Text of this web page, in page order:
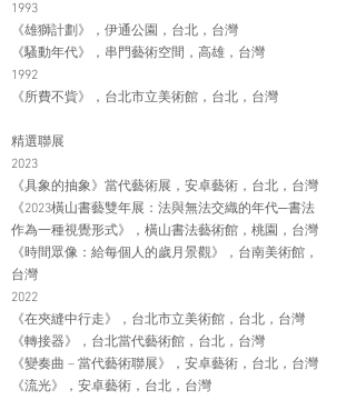
1993
《雄獅計劃》，伊通公園，台北，台灣
《騷動年代》，串門藝術空間，高雄，台灣
1992
《所費不貲》，台北市立美術館，台北，台灣
精選聯展
2023
《具象的抽象》當代藝術展，安卓藝術，台北，台灣
《2023橫山書藝雙年展：法與無法交織的年代─書法
作為一種視覺形式》，橫山書法藝術館，桃園，台灣
《時間眾像：給每個人的歲月景觀》，台南美術館，
台灣
2022
《在夾縫中行走》，台北市立美術館，台北，台灣
《轉接器》，台北當代藝術館，台北，台灣
《變奏曲 – 當代藝術聯展》，安卓藝術，台北，台灣
《流光》，安卓藝術，台北，台灣